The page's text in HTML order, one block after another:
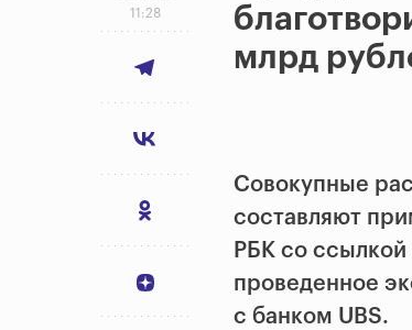
11:28
млрд
Совокупные
составляют
РБК со
проведенное
с банком UBS.